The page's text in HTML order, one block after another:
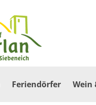
Feriendörfer Wein